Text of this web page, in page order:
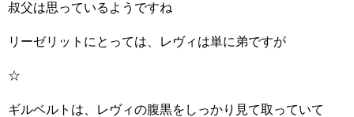
叔父は思っているようですね
リーゼリットにとっては、レヴィは単に弟ですが
☆
ギルベルトは、レヴィの腹黒をしっかり見て取っていて